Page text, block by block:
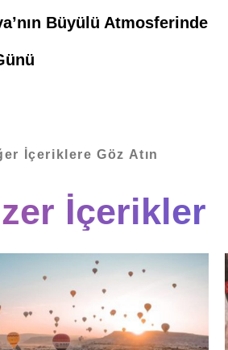
Büyülü Atmosferinde
İçeriklere Göz Atın
İçerikler